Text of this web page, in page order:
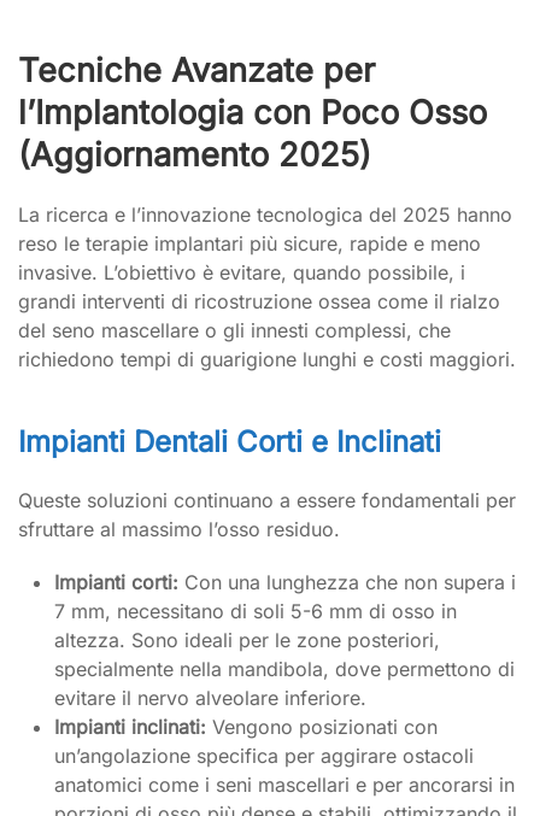
Tecniche Avanzate per
l’Implantologia con Poco Osso
(Aggiornamento 2025)
La ricerca e l’innovazione tecnologica del 2025 hanno
reso le terapie implantari più sicure, rapide e meno
invasive. L’obiettivo è evitare, quando possibile, i
grandi interventi di ricostruzione ossea come il rialzo
del seno mascellare o gli innesti complessi, che
richiedono tempi di guarigione lunghi e costi maggiori.
Impianti Dentali Corti e Inclinati
Queste soluzioni continuano a essere fondamentali per
sfruttare al massimo l’osso residuo.
Impianti corti: Con una lunghezza che non supera i
7 mm, necessitano di soli 5-6 mm di osso in
altezza. Sono ideali per le zone posteriori,
specialmente nella mandibola, dove permettono di
evitare il nervo alveolare inferiore.
Impianti inclinati: Vengono posizionati con
un’angolazione specifica per aggirare ostacoli
anatomici come i seni mascellari e per ancorarsi in